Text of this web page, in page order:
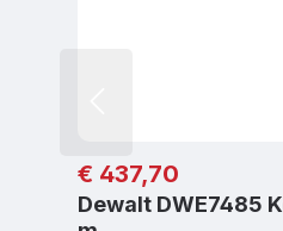
Regulärer Preis:
€ 437,70
Dewalt DWE7485